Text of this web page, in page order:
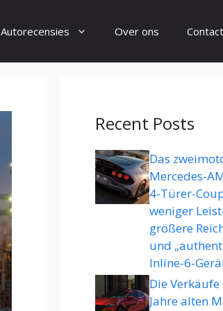
Autorecensies Over ons Contact
Recent Posts
Das
Mercedes-
4-Türer-
weniger
größere
und
Inline-6-
Die Verkäufe
Jahre alten